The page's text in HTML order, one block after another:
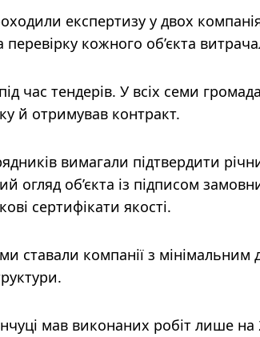
експертизу у двох
кожного об’єкта
під час тендерів. У всіх семи
й отримував контракт.
вимагали підтвердити
огляд об’єкта із підписом
сертифікати якості.
компанії з мінімальним
мав виконаних робіт лише